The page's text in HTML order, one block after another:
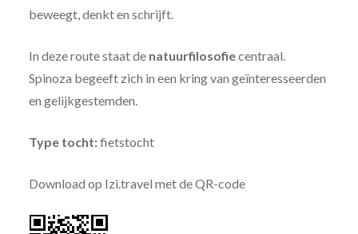
beweegt, denkt en schrijft.
In deze route staat de natuurfilosofiecentraal.
Spinoza begeeft zich in een kring van geïnteresseerden
en gelijkgestemden.
Type tocht:fietstocht
Download op Izi.travel met de QR-code